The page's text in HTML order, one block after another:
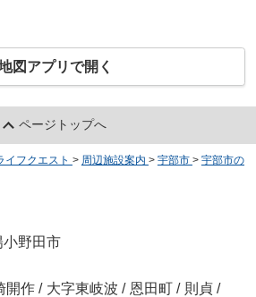
図アプリで開く
ページトップへ
イフクエスト > 周辺施設案内 > 宇部市 > 宇部市の
小野田市
開作 / 大字東岐波 / 恩田町 / 則貞 /